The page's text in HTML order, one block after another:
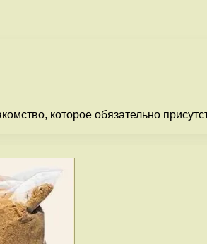
которое обязательно